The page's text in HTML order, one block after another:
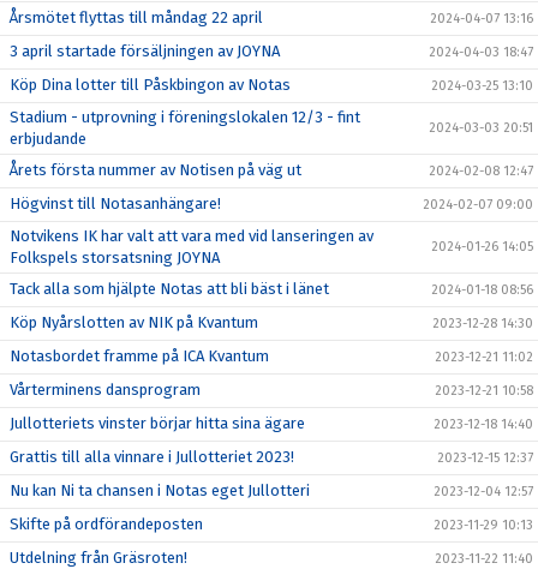
Årsmötet flyttas till måndag 22 april 2024-04-07 13:16
3 april startade försäljningen av JOYNA 2024-04-03 18:47
Köp Dina lotter till Påskbingon av Notas 2024-03-25 13:10
Stadium - utprovning i föreningslokalen 12/3 - fint
erbjudande
2024-03-03 20:51
Årets första nummer av Notisen på väg ut 2024-02-08 12:47
Högvinst till Notasanhängare! 2024-02-07 09:00
Notvikens IK har valt att vara med vid lanseringen av
Folkspels storsatsning JOYNA
2024-01-26 14:05
Tack alla som hjälpte Notas att bli bäst i länet 2024-01-18 08:56
Köp Nyårslotten av NIK på Kvantum 2023-12-28 14:30
Notasbordet framme på ICA Kvantum 2023-12-21 11:02
Vårterminens dansprogram 2023-12-21 10:58
Jullotteriets vinster börjar hitta sina ägare 2023-12-18 14:40
Grattis till alla vinnare i Jullotteriet 2023! 2023-12-15 12:37
Nu kan Ni ta chansen i Notas eget Jullotteri 2023-12-04 12:57
Skifte på ordförandeposten 2023-11-29 10:13
Utdelning från Gräsroten! 2023-11-22 11:40